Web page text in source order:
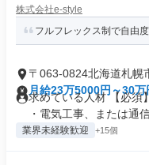
株式会社e-style
フルフレックス制で自由
〒063-0824北海道札幌
月給23万5000円～30万
求めている人材 【必須
・電気工事、または通
業界未経験歓迎 +15個